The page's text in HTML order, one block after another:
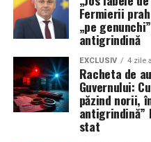
Fermierii
„pe
antigrindină
EXCLUSIV 4 zile
Racheta de
Guvernului:
păzind norii,
antigrindină”
stat